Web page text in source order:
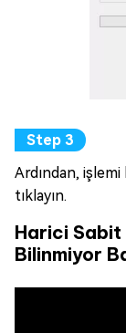
Ardından,
tıklayın.
Harici Sabit
Bilinmiyor